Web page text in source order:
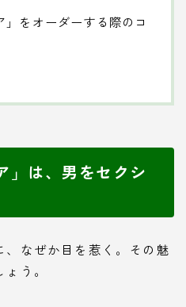
をオーダーする際のコ
」は、男をセクシ
なぜか目を惹く。その魅
う。